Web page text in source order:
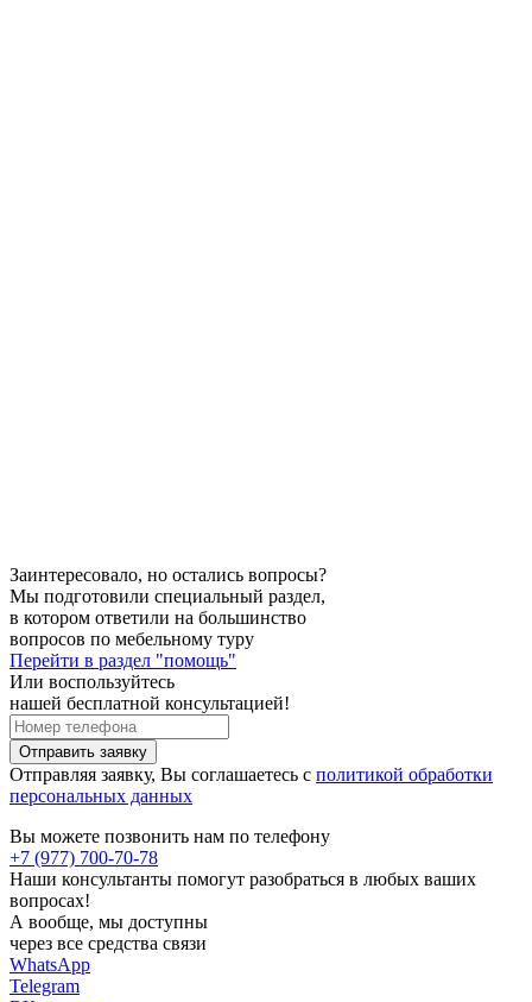
Заинтересовало, но остались вопросы?
Мы подготовили специальный раздел,
в котором ответили на большинство
вопросов по мебельному туру
Перейти в раздел "помощь"
Или воспользуйтесь
нашей бесплатной консультацией!
Отправить заявку
Отправляя заявку, Вы соглашаетесь с политикой обработки
персональных данных
Вы можете позвонить нам по телефону
+7 (977) 700-70-78
Наши консультанты помогут разобраться в любых ваших
вопросах!
А вообще, мы доступны
через все средства связи
WhatsApp
Telegram